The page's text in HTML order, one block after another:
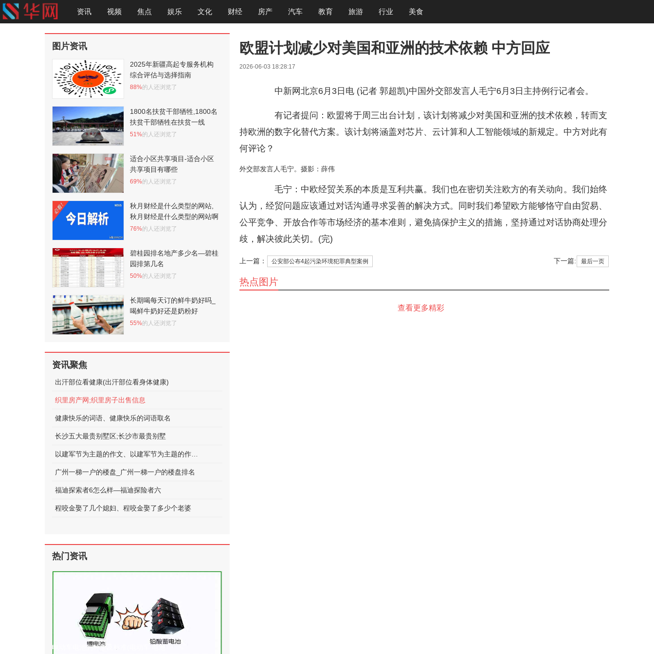
资讯 视频 焦点 娱乐 文化 财经 房产 汽车 教育 旅游 行业 美食
欧盟计划减少对美国和亚洲的技术依赖 中方回应
2026-06-03 18:28:17
中新网北京6月3日电 (记者 郭超凯)中国外交部发言人毛宁6月3日主持例行记者会。
有记者提问：欧盟将于周三出台计划，该计划将减少对美国和亚洲的技术依赖，转而支
持欧洲的数字化替代方案。该计划将涵盖对芯片、云计算和人工智能领域的新规定。中方对此有
何评论？
外交部发言人毛宁。摄影：薛伟
毛宁：中欧经贸关系的本质是互利共赢。我们也在密切关注欧方的有关动向。我们始终
认为，经贸问题应该通过对话沟通寻求妥善的解决方式。同时我们希望欧方能够恪守自由贸易、
公平竞争、开放合作等市场经济的基本准则，避免搞保护主义的措施，坚持通过对话协商处理分
歧，解决彼此关切。(完)
上一篇： 公安部公布4起污染环境犯罪典型案例 下一篇: 最后一页
图片资讯
2025年新疆高起专服务机构
综合评估与选择指南
88%的人还浏览了
1800名扶贫干部牺牲,1800名
扶贫干部牺牲在扶贫一线
51%的人还浏览了
适合小区共享项目-适合小区
共享项目有哪些
69%的人还浏览了
秋月财经是什么类型的网站,
秋月财经是什么类型的网站啊
76%的人还浏览了
碧桂园排名地产多少名—碧桂
园排第几名
50%的人还浏览了
长期喝每天订的鲜牛奶好吗_
喝鲜牛奶好还是奶粉好
55%的人还浏览了
资讯聚焦
出汗部位看健康(出汗部位看身体健康)
织里房产网;织里房子出售信息
健康快乐的词语、健康快乐的词语取名
长沙五大最贵别墅区;长沙市最贵别墅
广州一梯一户的楼盘_广州一梯一户的楼盘排名
福迪探索者6怎么样—福迪探险者六
程咬金娶了几个媳妇、程咬金娶了多少个老婆
热门资讯
电动车电池的种类及标准(电动车 电池
热点图片
查看更多精彩